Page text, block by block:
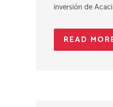
inversión de
READ